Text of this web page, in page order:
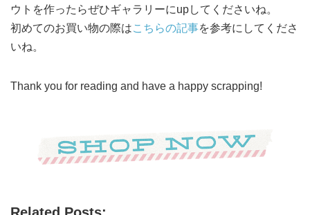
ウトを作ったらぜひギャラリーにupしてくださいね。
初めてのお買い物の際はこちらの記事を参考にしてくださ
いね。
Thank you for reading and have a happy scrapping!
Related Posts: